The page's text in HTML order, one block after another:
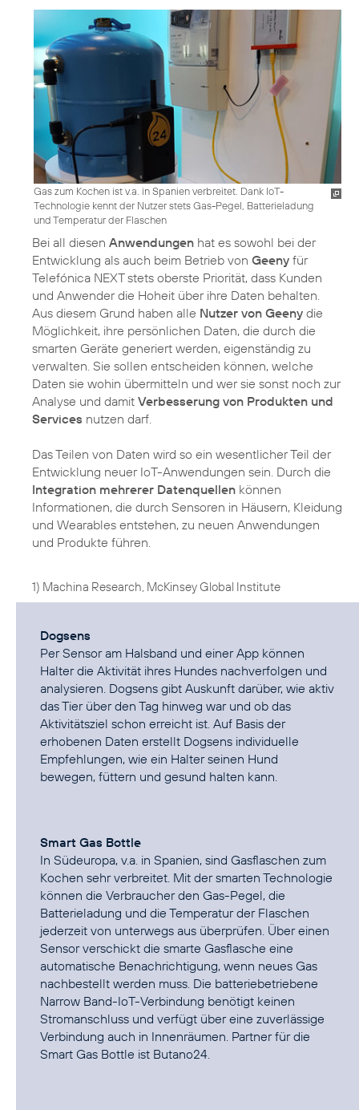
Gas zum Kochen ist v.a. in Spanien verbreitet. Dank IoT-
Technologie kennt der Nutzer stets Gas-Pegel, Batterieladung
und Temperatur der Flaschen
Bei all diesen Anwendungen hat es sowohl bei der
Entwicklung als auch beim Betrieb von Geeny für
Telefónica NEXT stets oberste Priorität, dass Kunden
und Anwender die Hoheit über ihre Daten behalten.
Aus diesem Grund haben alle Nutzer von Geeny die
Möglichkeit, ihre persönlichen Daten, die durch die
smarten Geräte generiert werden, eigenständig zu
verwalten. Sie sollen entscheiden können, welche
Daten sie wohin übermitteln und wer sie sonst noch zur
Analyse und damit Verbesserung von Produkten und
Services nutzen darf.
Das Teilen von Daten wird so ein wesentlicher Teil der
Entwicklung neuer IoT-Anwendungen sein. Durch die
Integration mehrerer Datenquellen können
Informationen, die durch Sensoren in Häusern, Kleidung
und Wearables entstehen, zu neuen Anwendungen
und Produkte führen.
1) Machina Research, McKinsey Global Institute
Dogsens
Per Sensor am Halsband und einer App können
Halter die Aktivität ihres Hundes nachverfolgen und
analysieren. Dogsens gibt Auskunft darüber, wie aktiv
das Tier über den Tag hinweg war und ob das
Aktivitätsziel schon erreicht ist. Auf Basis der
erhobenen Daten erstellt Dogsens individuelle
Empfehlungen, wie ein Halter seinen Hund
bewegen, füttern und gesund halten kann.
Smart Gas Bottle
In Südeuropa, v.a. in Spanien, sind Gasflaschen zum
Kochen sehr verbreitet. Mit der smarten Technologie
können die Verbraucher den Gas-Pegel, die
Batterieladung und die Temperatur der Flaschen
jederzeit von unterwegs aus überprüfen. Über einen
Sensor verschickt die smarte Gasflasche eine
automatische Benachrichtigung, wenn neues Gas
nachbestellt werden muss. Die batteriebetriebene
Narrow Band-IoT-Verbindung benötigt keinen
Stromanschluss und verfügt über eine zuverlässige
Verbindung auch in Innenräumen. Partner für die
Smart Gas Bottle ist Butano24.